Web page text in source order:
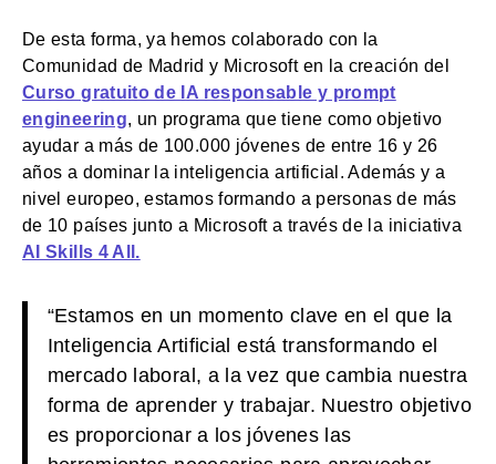
De esta forma, ya hemos colaborado con la
Comunidad de Madrid y Microsoft en la creación del
Curso gratuito de IA responsable y prompt
engineering, un programa que tiene como objetivo
ayudar a más de 100.000 jóvenes de entre 16 y 26
años a dominar la inteligencia artificial. Además y a
nivel europeo, estamos formando a personas de más
de 10 países junto a Microsoft a través de la iniciativa
AI Skills 4 All.
“Estamos en un momento clave en el que la
Inteligencia Artificial está transformando el
mercado laboral, a la vez que cambia nuestra
forma de aprender y trabajar. Nuestro objetivo
es proporcionar a los jóvenes las